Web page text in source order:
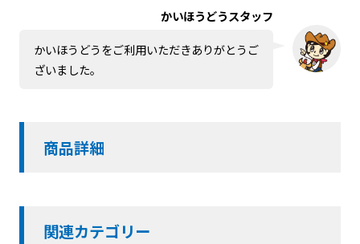
かいほうどうスタッフ
かいほうどうをご利用いただきありがとうご
ざいました。
商品詳細
関連カテゴリー